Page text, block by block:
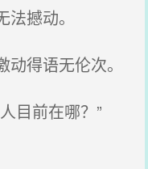
撼动。
得语无伦次。
前在哪？”